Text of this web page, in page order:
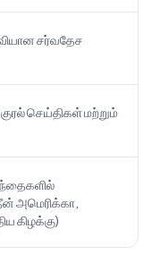
சர்வதேச
குரல் செய்திகள் மற்றும்
அமெரிக்கா,
கிழக்கு)